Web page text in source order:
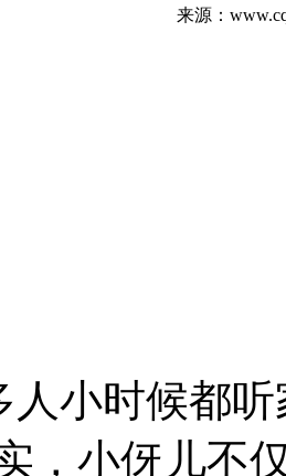
来源：
小时候都听
，小伢儿不